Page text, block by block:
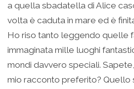
a quella sbadatella di Alice
volta è caduta in mare ed è
Ho riso tanto leggendo quelle
immaginata mille luoghi
mondi davvero speciali.
mio racconto preferito? Quello